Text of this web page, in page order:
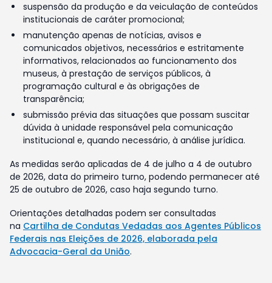
suspensão da produção e da veiculação de conteúdos
institucionais de caráter promocional;
manutenção apenas de notícias, avisos e
comunicados objetivos, necessários e estritamente
informativos, relacionados ao funcionamento dos
museus, à prestação de serviços públicos, à
programação cultural e às obrigações de
transparência;
submissão prévia das situações que possam suscitar
dúvida à unidade responsável pela comunicação
institucional e, quando necessário, à análise jurídica.
As medidas serão aplicadas de 4 de julho a 4 de outubro
de 2026, data do primeiro turno, podendo permanecer até
25 de outubro de 2026, caso haja segundo turno.
Orientações detalhadas podem ser consultadas
na Cartilha de Condutas Vedadas aos Agentes Públicos
Federais nas Eleições de 2026, elaborada pela
Advocacia-Geral da União.